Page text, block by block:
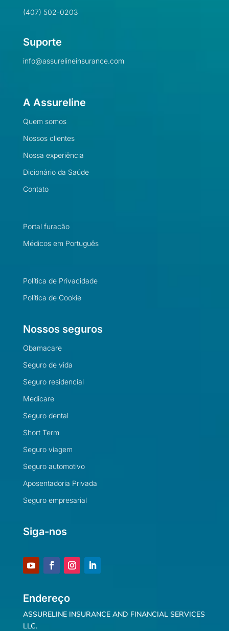
(407) 502-0203
Suporte
info@assurelineinsurance.com
A Assureline
Quem somos
Nossos clientes
Nossa experiência
Dicionário da Saúde
Contato
Portal furacão
Médicos em Português
Política de Privacidade
Política de Cookie
Nossos seguros
Obamacare
Seguro de vida
Seguro residencial
Medicare
Seguro dental
Short Term
Seguro viagem
Seguro automotivo
Aposentadoria Privada
Seguro empresarial
Siga-nos
Endereço
ASSURELINE INSURANCE AND FINANCIAL SERVICES
LLC.